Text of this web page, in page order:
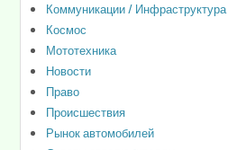
Коммуникации / Инфраструктура
Космос
Мототехника
Новости
Право
Происшествия
Рынок автомобилей